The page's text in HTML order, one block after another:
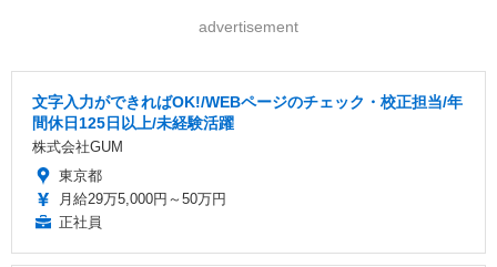
advertisement
文字入力ができればOK!/WEBページのチェック・校正担当/年
間休日125日以上/未経験活躍
株式会社GUM
東京都
月給29万5,000円～50万円
正社員